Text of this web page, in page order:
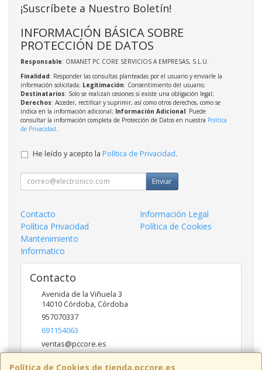
Política de Cookies de tienda.pccore.es
¡Suscríbete a Nuestro Boletín!
INFORMACIÓN BÁSICA SOBRE
PROTECCIÓN DE DATOS
Responsable: OMANET PC CORE SERVICIOS A EMPRESAS, S.L.U.
Finalidad: Responder las consultas planteadas por el usuario y enviarle la
información solicitada; Legitimación: Consentimiento del usuario;
Destinatarios: Solo se realizan cesiones si existe una obligación legal;
Derechos: Acceder, rectificar y suprimir, así como otros derechos, como se
indica en la información adicional; Información Adicional: Puede
consultar la información completa de Protección de Datos en nuestra Política
de Privacidad
He leído y acepto la Política de Privacidad.
Enviar
Contacto
Información Legal
Política Privacidad
Política de Cookies
Mantenimiento
Informatico
Contacto
Avenida de la Viñuela 3
14010 Córdoba, Córdoba
957070337
691154063
ventas@pccore.es